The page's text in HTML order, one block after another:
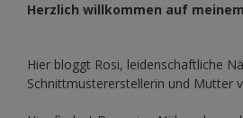
Herzlich willkommen auf
Hier bloggt Rosi, leidenschaftliche
Schnittmustererstellerin und Mutter